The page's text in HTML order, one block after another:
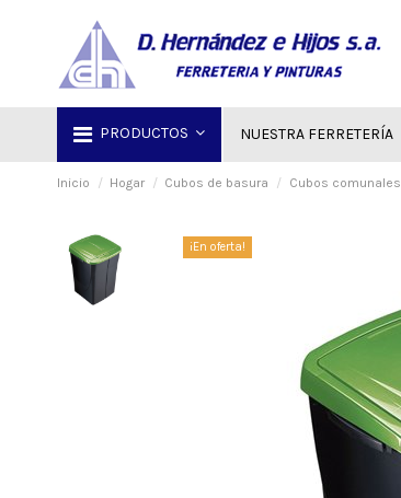
PRODUCTOS NUESTRA FERRETERÍA
Inicio Hogar Cubos de basura Cubos comunales
¡En oferta!